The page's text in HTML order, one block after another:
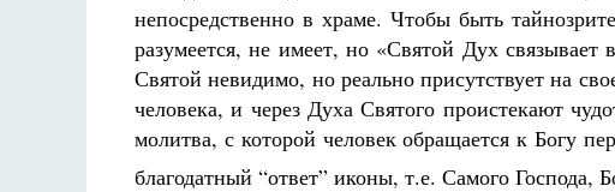
непосредственно в храме. Чтобы быть
разумеется, не имеет, но «Святой Дух связывает
Святой невидимо, но реально присутствует на
человека, и через Духа Святого проистекают
молитва, с которой человек обращается к Богу
благодатный “ответ” иконы, т.е. Самого Господа,